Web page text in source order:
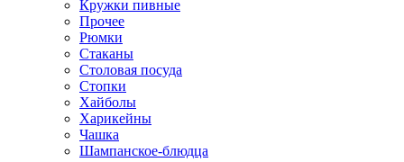
Кружки пивные
Прочее
Рюмки
Стаканы
Столовая посуда
Стопки
Хайболы
Харикейны
Чашка
Шампанское-блюдца